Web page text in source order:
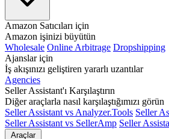
Amazon Satıcıları için
Amazon işinizi büyütün
Wholesale Online Arbitrage Dropshipping
Ajanslar için
İş akışınızı geliştiren yararlı uzantılar
Agencies
Seller Assistant'ı Karşılaştırın
Diğer araçlarla nasıl karşılaştığımızı görün
Seller Assistant vs Analyzer.Tools Seller
Seller Assistant vs SellerAmp Seller
Araçlar